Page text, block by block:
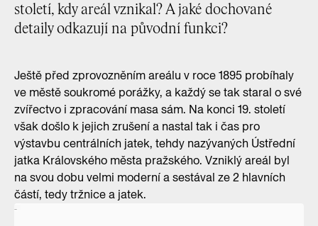
století, kdy areál vznikal? A jaké dochované
detaily odkazují na původní funkci?
Ještě před zprovozněním areálu v roce 1895 probíhaly
ve městě soukromé porážky, a každý se tak staral o své
zvířectvo i zpracování masa sám. Na konci 19. století
však došlo k jejich zrušení a nastal tak i čas pro
výstavbu centrálních jatek, tehdy nazývaných Ústřední
jatka Královského města pražského. Vzniklý areál byl
na svou dobu velmi moderní a sestával ze 2 hlavních
částí, tedy tržnice a jatek.